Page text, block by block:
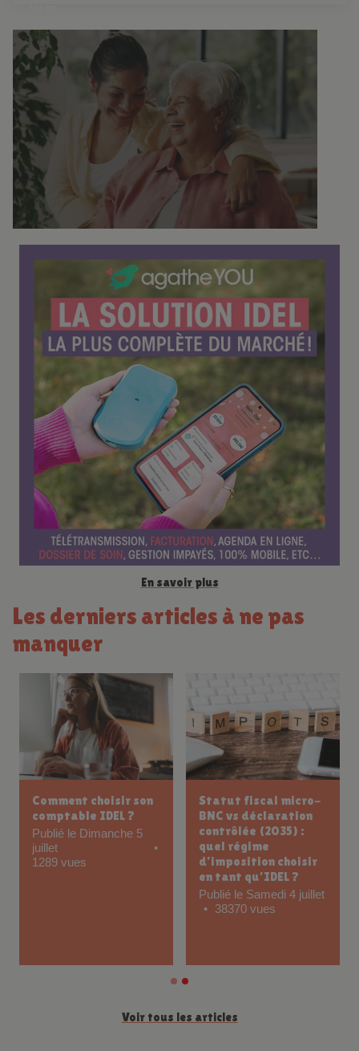
é
n
c
e
En savoir plus
Les derniers articles à ne pas
manquer
Comment choisir son
comptable IDEL ?
Publié le Dimanche 5
juillet
1289 vues
Statut fiscal micro-
BNC vs déclaration
contrôlée (2035) :
quel régime
d’imposition choisir
en tant qu’IDEL ?
Publié le Samedi 4 juillet
38370 vues
Voir tous les articles